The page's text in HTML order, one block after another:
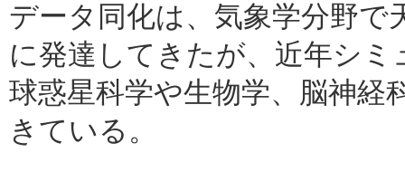
データ同化は、気象学分野で
に発達してきたが、近年シ
球惑星科学や生物学、脳神経
きている。